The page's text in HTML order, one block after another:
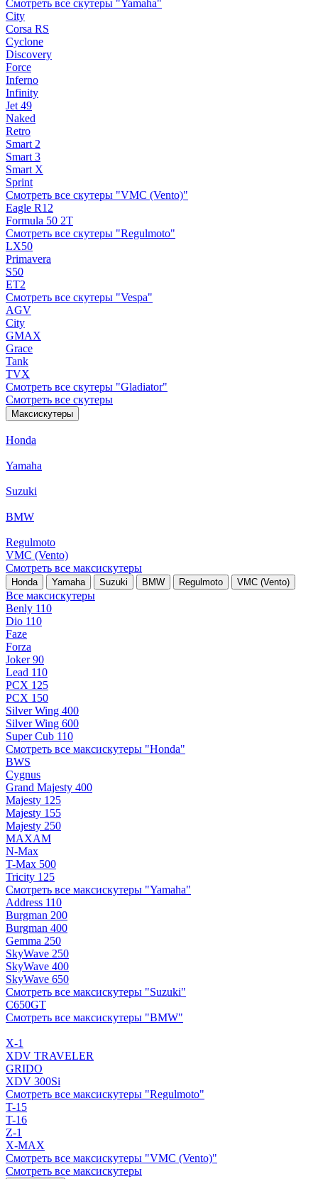
Смотреть все скутеры "Yamaha"
City
Corsa RS
Cyclone
Discovery
Force
Inferno
Infinity
Jet 49
Naked
Retro
Smart 2
Smart 3
Smart X
Sprint
Смотреть все скутеры "VMC (Vento)"
Eagle R12
Formula 50 2Т
Смотреть все скутеры "Regulmoto"
LX50
Primavera
S50
ET2
Смотреть все скутеры "Vespa"
AGV
City
GMAX
Grace
Tank
TVX
Смотреть все скутеры "Gladiator"
Смотреть все скутеры
Максискутеры
Honda
Yamaha
Suzuki
BMW
Regulmoto
VMC (Vento)
Смотреть все максискутеры
Honda Yamaha Suzuki BMW Regulmoto VMC (Vento)
Все максискутеры
Benly 110
Dio 110
Faze
Forza
Joker 90
Lead 110
PCX 125
PCX 150
Silver Wing 400
Silver Wing 600
Super Cub 110
Смотреть все максискутеры "Honda"
BWS
Cygnus
Grand Majesty 400
Majesty 125
Majesty 155
Majesty 250
MAXAM
N-Max
T-Max 500
Tricity 125
Смотреть все максискутеры "Yamaha"
Address 110
Burgman 200
Burgman 400
Gemma 250
SkyWave 250
SkyWave 400
SkyWave 650
Смотреть все максискутеры "Suzuki"
C650GT
Смотреть все максискутеры "BMW"
X-1
XDV TRAVELER
GRIDO
XDV 300Si
Смотреть все максискутеры "Regulmoto"
T-15
T-16
Z-1
X-MAX
Смотреть все максискутеры "VMC (Vento)"
Смотреть все максискутеры